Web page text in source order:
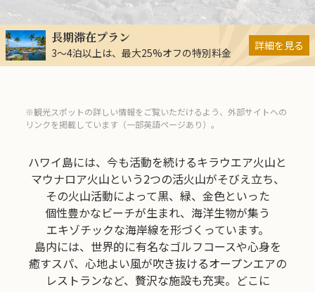
長期滞在プラン
3～4泊以上は、最大25%オフの特別料金
詳細を見る
※観光スポットの詳しい情報をご覧いただけるよう、外部サイトへの
リンクを掲載しています（一部英語ページあり）。
ハワイ島には、 今も活動を続けるキラウエア火山と
マウナロア火山という2つの活火山がそびえ立ち、
その火山活動によって黒、 緑、 金色といった
個性豊かなビーチが生まれ、 海洋生物が集う
エキゾチックな海岸線を形づくっています。
島内には、 世界的に有名なゴルフコースや心身を
癒すスパ、 心地よい風が吹き抜けるオープンエアの
レストランなど、 贅沢な施設も充実。 どこに